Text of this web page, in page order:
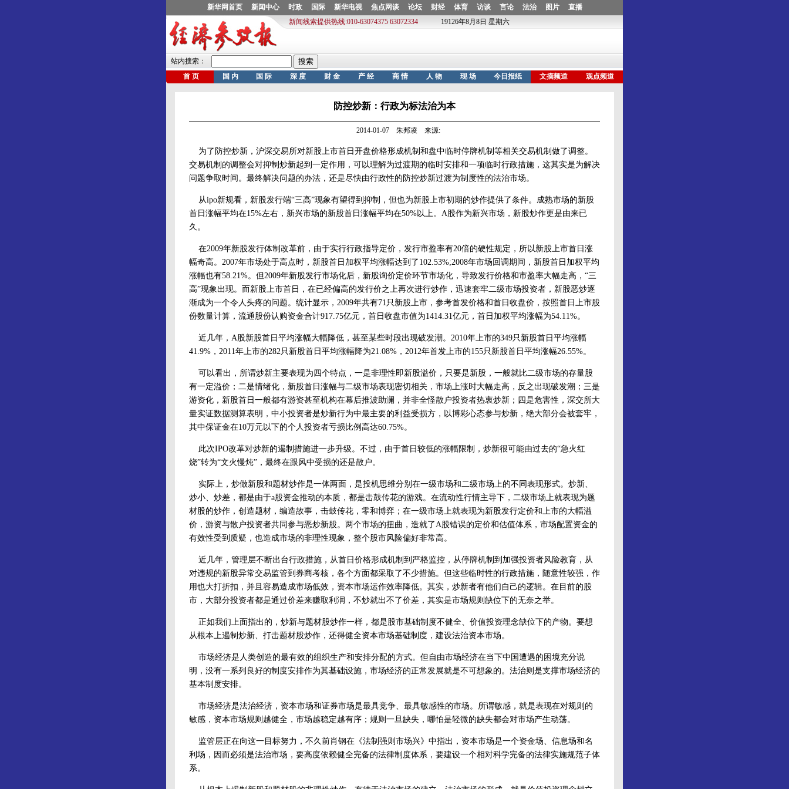
防控炒新：行政为标法治为本
2014-01-07 朱邦凌 来源:
为了防控炒新，沪深交易所对新股上市首日开盘价格形成机制和盘中临时停牌机制等相关交易机制做了调整。
交易机制的调整会对抑制炒新起到一定作用，可以理解为过渡期的临时安排和一项临时行政措施，这其实是为解决
问题争取时间。最终解决问题的办法，还是尽快由行政性的防控炒新过渡为制度性的法治市场。
从ipo新规看，新股发行端“三高”现象有望得到抑制，但也为新股上市初期的炒作提供了条件。成熟市场的新股
首日涨幅平均在15%左右，新兴市场的新股首日涨幅平均在50%以上。A股作为新兴市场，新股炒作更是由来已
久。
在2009年新股发行体制改革前，由于实行行政指导定价，发行市盈率有20倍的硬性规定，所以新股上市首日涨
幅奇高。2007年市场处于高点时，新股首日加权平均涨幅达到了102.53%;2008年市场回调期间，新股首日加权平均
涨幅也有58.21%。但2009年新股发行市场化后，新股询价定价环节市场化，导致发行价格和市盈率大幅走高，“三
高”现象出现。而新股上市首日，在已经偏高的发行价之上再次进行炒作，迅速套牢二级市场投资者，新股恶炒逐
渐成为一个令人头疼的问题。统计显示，2009年共有71只新股上市，参考首发价格和首日收盘价，按照首日上市股
份数量计算，流通股份认购资金合计917.75亿元，首日收盘市值为1414.31亿元，首日加权平均涨幅为54.11%。
近几年，A股新股首日平均涨幅大幅降低，甚至某些时段出现破发潮。2010年上市的349只新股首日平均涨幅
41.9%，2011年上市的282只新股首日平均涨幅降为21.08%，2012年首发上市的155只新股首日平均涨幅26.55%。
可以看出，所谓炒新主要表现为四个特点，一是非理性即新股溢价，只要是新股，一般就比二级市场的存量股
有一定溢价；二是情绪化，新股首日涨幅与二级市场表现密切相关，市场上涨时大幅走高，反之出现破发潮；三是
游资化，新股首日一般都有游资甚至机构在幕后推波助澜，并非全怪散户投资者热衷炒新；四是危害性，深交所大
量实证数据测算表明，中小投资者是炒新行为中最主要的利益受损方，以博彩心态参与炒新，绝大部分会被套牢，
其中保证金在10万元以下的个人投资者亏损比例高达60.75%。
此次IPO改革对炒新的遏制措施进一步升级。不过，由于首日较低的涨幅限制，炒新很可能由过去的“急火红
烧”转为“文火慢炖”，最终在跟风中受损的还是散户。
实际上，炒做新股和题材炒作是一体两面，是投机思维分别在一级市场和二级市场上的不同表现形式。炒新、
炒小、炒差，都是由于a股资金推动的本质，都是击鼓传花的游戏。在流动性行情主导下，二级市场上就表现为题
材股的炒作，创造题材，编造故事，击鼓传花，零和博弈；在一级市场上就表现为新股发行定价和上市的大幅溢
价，游资与散户投资者共同参与恶炒新股。两个市场的扭曲，造就了A股错误的定价和估值体系，市场配置资金的
有效性受到质疑，也造成市场的非理性现象，整个股市风险偏好非常高。
近几年，管理层不断出台行政措施，从首日价格形成机制到严格监控，从停牌机制到加强投资者风险教育，从
对违规的新股异常交易监管到券商考核，各个方面都采取了不少措施。但这些临时性的行政措施，随意性较强，作
用也大打折扣，并且容易造成市场低效，资本市场运作效率降低。其实，炒新者有他们自己的逻辑。在目前的股
市，大部分投资者都是通过价差来赚取利润，不炒就出不了价差，其实是市场规则缺位下的无奈之举。
正如我们上面指出的，炒新与题材股炒作一样，都是股市基础制度不健全、价值投资理念缺位下的产物。要想
从根本上遏制炒新、打击题材股炒作，还得健全资本市场基础制度，建设法治资本市场。
市场经济是人类创造的最有效的组织生产和安排分配的方式。但自由市场经济在当下中国遭遇的困境充分说
明，没有一系列良好的制度安排作为其基础设施，市场经济的正常发展就是不可想象的。法治则是支撑市场经济的
基本制度安排。
市场经济是法治经济，资本市场和证券市场是最具竞争、最具敏感性的市场。所谓敏感，就是表现在对规则的
敏感，资本市场规则越健全，市场越稳定越有序；规则一旦缺失，哪怕是轻微的缺失都会对市场产生动荡。
监管层正在向这一目标努力，不久前肖钢在《法制强则市场兴》中指出，资本市场是一个资金场、信息场和名
利场，因而必须是法治市场，要高度依赖健全完备的法律制度体系，要建设一个相对科学完备的法律实施规范子体
系。